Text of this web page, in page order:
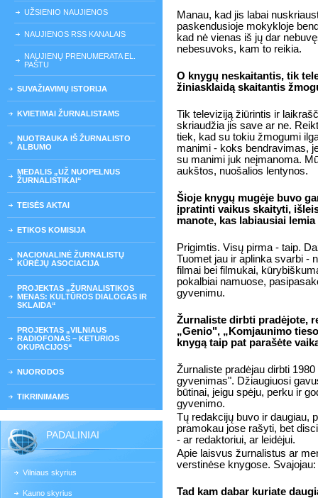
UŽSIENIO NAUJIENOS
NAUJIENOS RSS KANALAIS
NAUJIENŲ PRENUMERATA EL.
PAŠTU
SUVAŽIAVIMŲ ISTORIJA
KVIETIMAI ŽURNALISTAMS
NUOTRAUKA IŠ ŽURNALISTO
ALBUMO
MEDALIS „UŽ NUOPELNUS
ŽURNALISTIKAI“
TEISĖS AKTAI
ETIKOS KOMISIJA
NACIONALINĖ ŽURNALISTŲ
KŪRĖJŲ ASOCIACIJA
PROJEKTAS „ŽURNALISTIKOS
MENAS: KULTŪROS DIALOGAS IR
SKLAIDA“
PROJEKTAS „VILNIAUS
RADIOFONAS – KETURIOS
OKUPACIJOS“
NUORODOS
TIKRINIMAMS
PADALINIAI
Vilniaus skyrius
Kauno skyrius
Manau, kad jis labai
paskendusioje mokykloje
kad nė vienas iš jų dar
nebesuvoks, kam to reikia.
O knygų neskaitantis, tik
žiniasklaidą skaitantis
Tik televiziją žiūrintis ir
skriaudžia jis save ar ne.
tiek, kad su tokiu žmogumi
manimi - koks bendravimas,
su manimi juk neįmanoma.
aukštos, nuošalios lentynos.
Šioje knygų mugėje buvo
įpratinti vaikus skaityti,
manote, kas labiausiai
Prigimtis. Visų pirma - taip.
Tuomet jau ir aplinka svarbi -
filmai bei filmukai,
pokalbiai namuose,
gyvenimu.
Žurnaliste dirbti pradėjote,
„Genio", „Komjaunimo
knygą taip pat parašėte
Žurnaliste pradėjau dirbti
gyvenimas". Džiaugiuosi
būtinai, jeigu spėju, perku ir
gyvenimo.
Tų redakcijų buvo ir daugiau,
pramokau jose rašyti, bet
- ar redaktoriui, ar leidėjui.
Apie laisvus žurnalistus ar
verstinėse knygose.
Tad kam dabar kuriate